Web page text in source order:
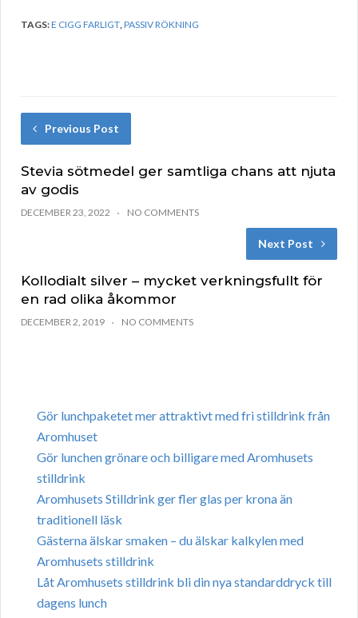
TAGS:E CIGG FARLIGT,PASSIV RÖKNING
Previous Post
Stevia sötmedel ger samtliga chans att njuta
av godis
DECEMBER 23, 2022 NO COMMENTS
Next Post
Kollodialt silver – mycket verkningsfullt för
en rad olika åkommor
DECEMBER 2, 2019 NO COMMENTS
Gör lunchpaketet mer attraktivt med fri stilldrink från
Aromhuset
Gör lunchen grönare och billigare med Aromhusets
stilldrink
Aromhusets Stilldrink ger fler glas per krona än
traditionell läsk
Gästerna älskar smaken – du älskar kalkylen med
Aromhusets stilldrink
Låt Aromhusets stilldrink bli din nya standarddryck till
dagens lunch